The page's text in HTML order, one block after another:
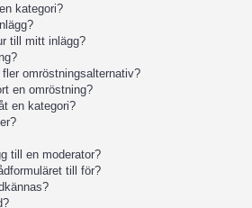
kategori?
till mitt inlägg?
omröstningsalternativ?
en omröstning?
en kategori?
till en moderator?
till för?